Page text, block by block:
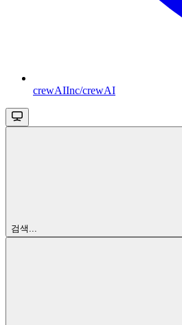
crewAIInc/crewAI
검색...